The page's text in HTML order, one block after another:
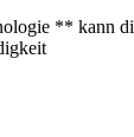
** kann